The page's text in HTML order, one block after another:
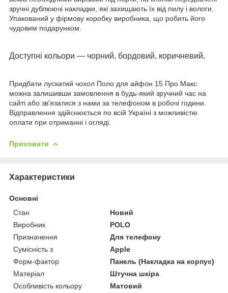
зручні дублюючі накладки, які захищають їх від пилу і вологи.
Упакований у фірмову коробку виробника, що робить його
чудовим подарунком.
Доступні кольори — чорний, бордовий, коричневий.
Придбати лускатий чохол Поло для айфон 15 Про Макс
можна залишивши замовлення в будь-який зручний час на
сайті або зв'язатися з нами за телефоном в робочі години.
Відправлення здійснюється по всій Україні з можливістю
оплати при отриманні і огляді.
Приховати
Характеристики
Основні
Стан
Новий
Виробник
POLO
Призначення
Для телефону
Сумісність з
Apple
Форм-фактор
Панель (Накладка на корпус)
Матеріал
Штучна шкіра
Особливість кольору
Матовий